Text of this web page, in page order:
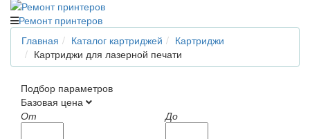
Ремонт принтеров
Главная
Каталог картриджей
Картриджи
Картриджи для лазерной печати
Подбор параметров
Базовая цена
От
До